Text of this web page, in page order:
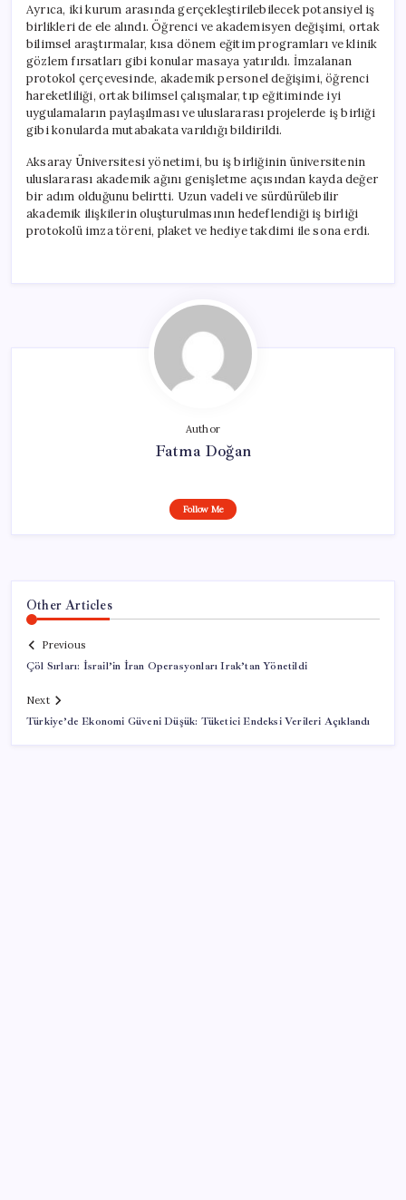
Ayrıca, iki kurum arasında gerçekleştirilebilecek potansiyel iş
birlikleri de ele alındı. Öğrenci ve akademisyen değişimi, ortak
bilimsel araştırmalar, kısa dönem eğitim programları ve klinik
gözlem fırsatları gibi konular masaya yatırıldı. İmzalanan
protokol çerçevesinde, akademik personel değişimi, öğrenci
hareketliliği, ortak bilimsel çalışmalar, tıp eğitiminde iyi
uygulamaların paylaşılması ve uluslararası projelerde iş birliği
gibi konularda mutabakata varıldığı bildirildi.
Aksaray Üniversitesi yönetimi, bu iş birliğinin üniversitenin
uluslararası akademik ağını genişletme açısından kayda değer
bir adım olduğunu belirtti. Uzun vadeli ve sürdürülebilir
akademik ilişkilerin oluşturulmasının hedeflendiği iş birliği
protokolü imza töreni, plaket ve hediye takdimi ile sona erdi.
Author
Fatma Doğan
Follow Me
Other Articles
Previous
Çöl Sırları: İsrail’in İran Operasyonları Irak’tan Yönetildi
Next
Türkiye’de Ekonomi Güveni Düşük: Tüketici Endeksi Verileri Açıklandı